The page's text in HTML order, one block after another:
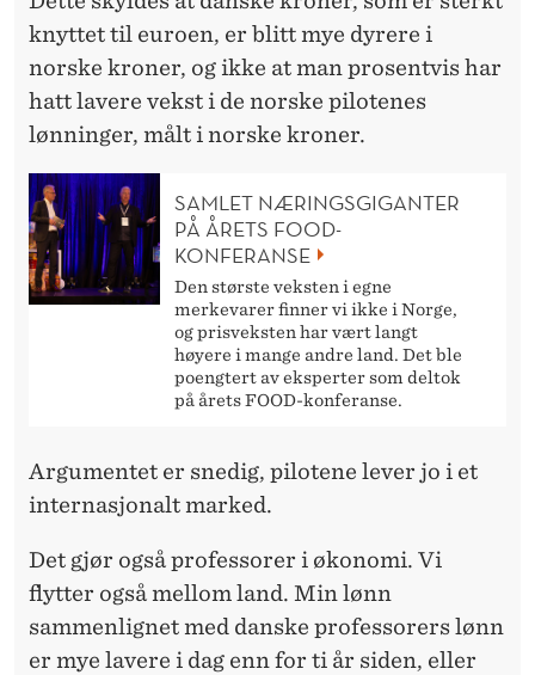
knyttet til euroen, er blitt mye dyrere i
norske kroner, og ikke at man prosentvis har
hatt lavere vekst i de norske pilotenes
lønninger, målt i norske kroner.
SAMLET NÆRINGSGIGANTER
PÅ ÅRETS FOOD-
KONFERANSE
Den største veksten i egne
merkevarer finner vi ikke i Norge,
og prisveksten har vært langt
høyere i mange andre land. Det ble
poengtert av eksperter som deltok
på årets FOOD-konferanse.
Argumentet er snedig, pilotene lever jo i et
internasjonalt marked.
Det gjør også professorer i økonomi. Vi
flytter også mellom land. Min lønn
sammenlignet med danske professorers lønn
er mye lavere i dag enn for ti år siden, eller